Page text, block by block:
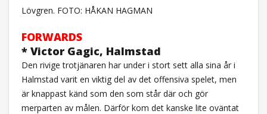
Lövgren. FOTO: HÅKAN HAGMAN
FORWARDS
* Victor Gagic, Halmstad
Den rivige trotjänaren har under i stort sett alla sina år i
Halmstad varit en viktig del av det offensiva spelet, men
är knappast känd som den som står där och gör
merparten av målen. Därför kom det kanske lite oväntat